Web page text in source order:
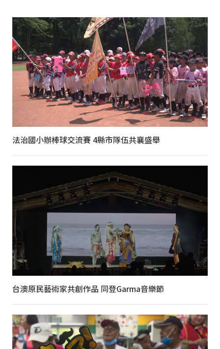
法治國小辦棒球交流賽 4縣市隊伍共襄盛舉
台澳原民藝術家共創作品 同登Garma音樂節